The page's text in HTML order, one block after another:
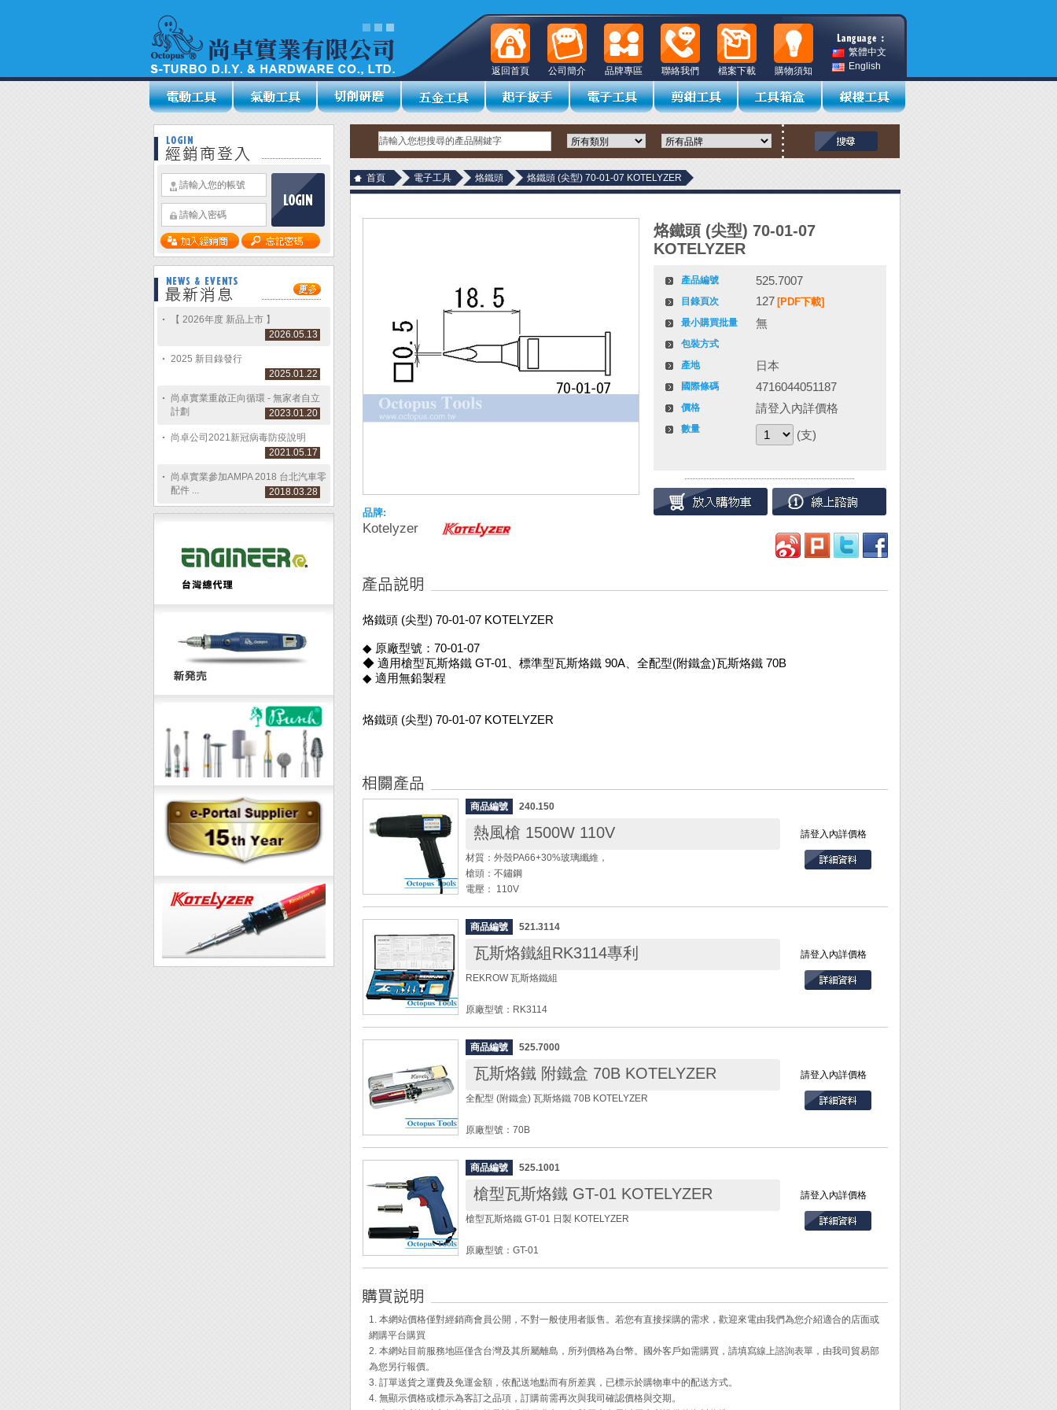
繁體中文
English
購物須知
檔案下載
聯絡我們
品牌專區
公司簡介
返回首頁
【 2026年度 新品上市 】
2026.05.13
2025 新目錄發行
2025.01.22
尚卓實業重啟正向循環 - 無家者自立
計劃
2023.01.20
尚卓公司2021新冠病毒防疫說明
2021.05.17
尚卓實業參加AMPA 2018 台北汽車零
配件 ...
2018.03.28
首頁 電子工具 烙鐵頭 烙鐵頭 (尖型) 70-01-07 KOTELYZER
品牌:
Kotelyzer
烙鐵頭 (尖型) 70-01-07
KOTELYZER
產品編號 525.7007
目錄頁次 127 [PDF下載]
最小購買批量 無
包裝方式
產地
日本
國際條碼 4716044051187
價格 請登入內詳價格
數量 (支)
烙鐵頭 (尖型) 70-01-07 KOTELYZER
◆ 原廠型號：70-01-07
◆ 適用槍型瓦斯烙鐵 GT-01、標準型瓦斯烙鐵 90A、全配型(附鐵盒)瓦斯烙鐵 70B
◆ 適用無鉛製程
烙鐵頭 (尖型) 70-01-07 KOTELYZER
商品編號 240.150
熱風槍 1500W 110V 請登入內詳價格
材質：外殼PA66+30%玻璃纖維，
槍頭：不鏽鋼
電壓： 110V
輸入功率： 1500W
輸出功率： 1250W
熱風溫度：第一段315℃
第二段600℃
◆ 用途：熱收縮膜包裝、鋁箔包裝袋、熱縮套管、剝離油漆等。
冷凍管、乾襙的石膏、鬆動生鏽的螺栓、以及彎曲金屬。
◆ 出風口與加工品距離務必超過7公分，使用中及使用後請勿碰撞或敲擊本
產品，防止內部零件脆裂。
商品編號 521.3114
瓦斯烙鐵組RK3114專利 請登入內詳價格
REKROW 瓦斯烙鐵組
原廠型號：RK3114
瓦斯烙鐵本體型號：RK3110
瓦斯容量：7.5g (±10%)
使用時間：約40分鐘 (視火焰大小調整而不同)
全長：227mm
寬度：31mm
適用燃料：打火機專用瓦斯罐(純丁烷)，確保使用壽命
[工作火焰溫度]：
火焰溫度約逹：1,250±50°C or 2,280±120°F
烙鐵溫度約逹：500±50°C or 930±120°F
2 x 扳手 (7mm & 8mm)
1 x 錫筆
◆ 多次填充金屬瓦斯缸，使用完畢後可立即充填瓦斯。可連續使用約達40
分鐘 (視火焰大小調整而不同)
商品編號 525.7000
瓦斯烙鐵 附鐵盒 70B KOTELYZER 請登入內詳價格
全配型 (附鐵盒) 瓦斯烙鐵 70B KOTELYZER
原廠型號：70B
全長：243mm
重量：90g
烙鐵溫度：250~500℃ (20~80W)
噴火溫度：1300℃
使用時間：2小時
適用燃料：打火機專用瓦斯罐(純丁烷)，確保使用壽命
◆ 烙鐵、熱風及噴火三合一功能。
◆ 附525.7001烙鐵頭、525.7052熱風頭、525.7055熱風檔桿、525.7026
(70-43)。
◆ 應用範圍：焊接、皮革烙印、熔接、熱縮套管、免焊熱縮套管、珠寶製
作、DIY 用途、汽車、卡車維修、工業保養及電子維修
商品編號 525.1001
槍型瓦斯烙鐵 GT-01 KOTELYZER 請登入內詳價格
槍型瓦斯烙鐵 GT-01 日製 KOTELYZER
原廠型號：GT-01
烙鐵溫度：250 ~ 500℃ (20~80W)
噴火溫度：1300℃
使用時間：50分鐘
適用燃料：打火機專用瓦斯罐(純丁烷)，確保使用壽命。
1. 本網站價格僅對經銷商會員公開，不對一般使用者販售。若您有直接採購的需求，歡迎來電由我們為您介紹適合的店面或
網購平台購買
2. 本網站目前服務地區僅含台灣及其所屬離島，所列價格為台幣。國外客戶如需購買，請填寫線上諮詢表單，由我司貿易部
為您另行報價。
3. 訂單送貨之運費及免運金額，依配送地點而有所差異，已標示於購物車中的配送方式。
4. 無顯示價格或標示為客訂之品項，訂購前需再次與我司確認價格與交期。